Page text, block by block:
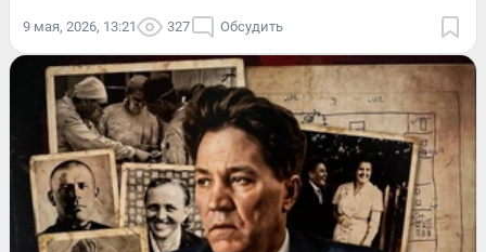
9 мая, 2026, 13:21 327 Обсудить